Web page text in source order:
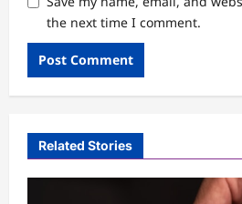
the next time I comment.
Related Stories